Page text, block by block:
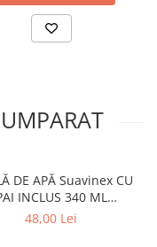
DE APĂ Suavinex CU
INCLUS 340 ML
FOREST Pink
48,00 Lei